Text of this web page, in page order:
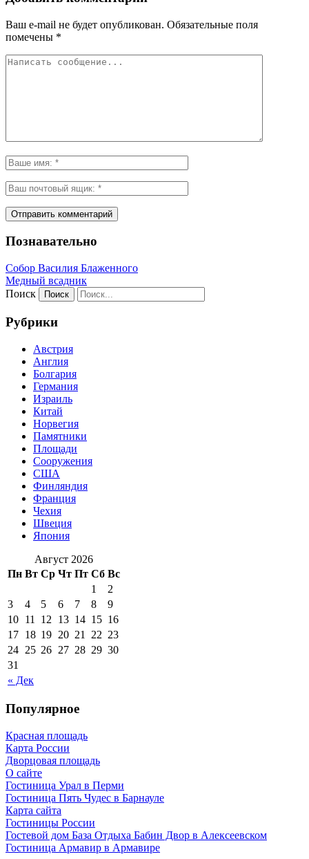
Ваш e-mail не будет опубликован. Обязательные поля
помечены *
Познавательно
Собор Василия Блаженного
Медный всадник
Поиск
Рубрики
Австрия
Англия
Болгария
Германия
Израиль
Китай
Норвегия
Памятники
Площади
Сооружения
США
Финляндия
Франция
Чехия
Швеция
Япония
Август 2026
Пн Вт Ср Чт Пт Сб Вс
« Дек
1
2
3
4 5 6 7 8
9
10 11 12 13 14 15 16
17 18 19 20 21 22 23
24 25 26 27 28 29 30
31
Популярное
Красная площадь
Карта России
Дворцовая площадь
О сайте
Гостиница Урал в Перми
Гостиница Пять Чудес в Барнауле
Карта сайта
Гостиницы России
Гостевой дом База Отдыха Бабин Двор в Алексеевском
Гостиница Армавир в Армавире